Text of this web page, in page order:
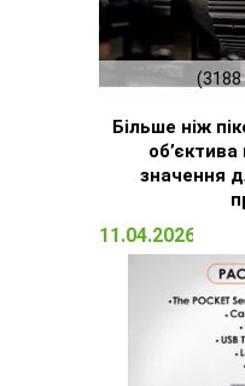
(3188
Більше ніж
значення
11.04.2026 16:51